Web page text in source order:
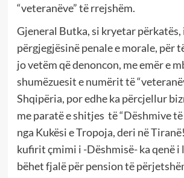
“veteranëve” të rrejshëm.
Gjeneral Butka, si kryetar përkatës,
përgjegjësinë penale e morale, për
jo vetëm që denoncon, me emër e
shumëzuesit e numërit të
Shqipëria, por edhe ka përcjellur
me paratë e shitjes të “Dëshmive
nga Kukësi e Tropoja, deri në
kufirit çmimi i -Dëshmisë- ka qenë i
bëhet fjalë për pension të